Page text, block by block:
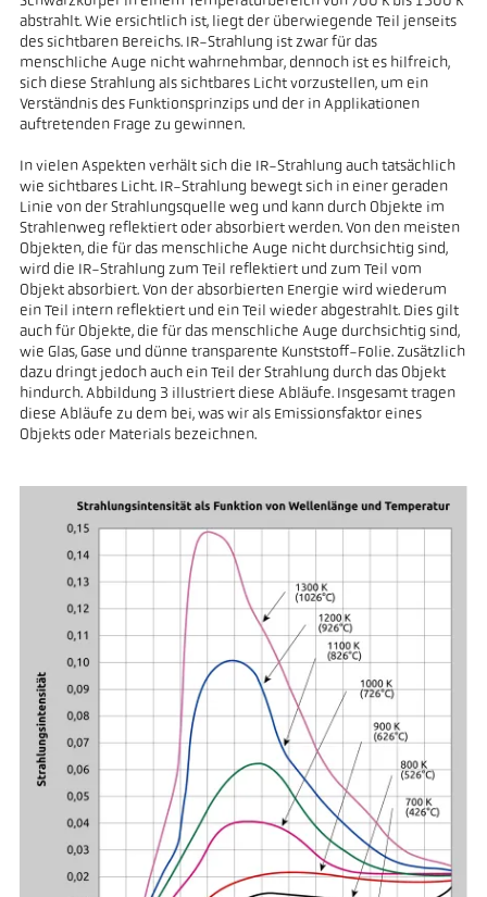
abstrahlt. Wie ersichtlich ist, liegt der überwiegende Teil jenseits
des sichtbaren Bereichs. IR-Strahlung ist zwar für das
menschliche Auge nicht wahrnehmbar, dennoch ist es hilfreich,
sich diese Strahlung als sichtbares Licht vorzustellen, um ein
Verständnis des Funktionsprinzips und der in Applikationen
auftretenden Frage zu gewinnen.
In vielen Aspekten verhält sich die IR-Strahlung auch tatsächlich
wie sichtbares Licht. IR-Strahlung bewegt sich in einer geraden
Linie von der Strahlungsquelle weg und kann durch Objekte im
Strahlenweg reflektiert oder absorbiert werden. Von den meisten
Objekten, die für das menschliche Auge nicht durchsichtig sind,
wird die IR-Strahlung zum Teil reflektiert und zum Teil vom
Objekt absorbiert. Von der absorbierten Energie wird wiederum
ein Teil intern reflektiert und ein Teil wieder abgestrahlt. Dies gilt
auch für Objekte, die für das menschliche Auge durchsichtig sind,
wie Glas, Gase und dünne transparente Kunststoff-Folie. Zusätzlich
dazu dringt jedoch auch ein Teil der Strahlung durch das Objekt
hindurch. Abbildung 3 illustriert diese Abläufe. Insgesamt tragen
diese Abläufe zu dem bei, was wir als Emissionsfaktor eines
Objekts oder Materials bezeichnen.